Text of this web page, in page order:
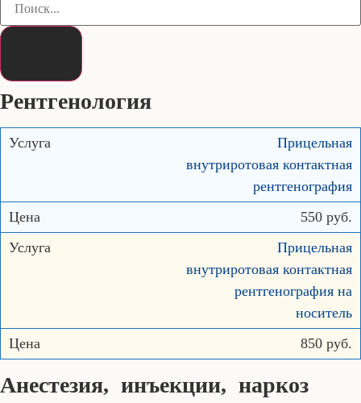
Рентгенология
Прицельная
внутриротовая контактная
рентгенография
550 руб.
Прицельная
внутриротовая контактная
рентгенография на
носитель
850 руб.
Анестезия, инъекции, наркоз